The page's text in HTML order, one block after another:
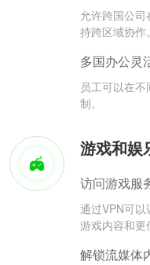
允许跨国公
持跨区域协作。
多国办公灵
员工可以在
制。
游戏和娱
访问游戏服
通过VPN可
游戏内容和更
解锁流媒体